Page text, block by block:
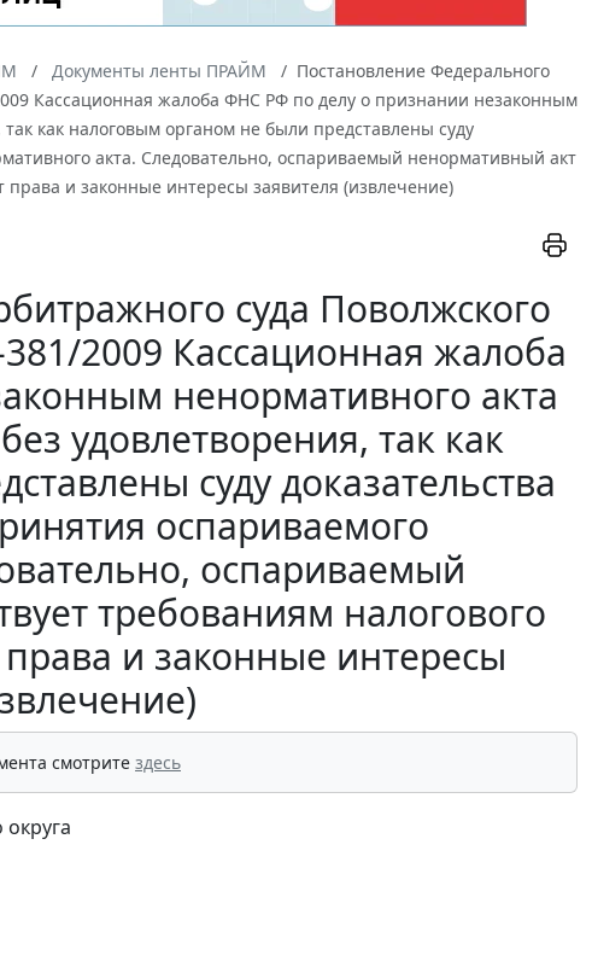
Документы ленты ПРАЙМ
Постановление Федерального
Кассационная жалоба ФНС РФ по делу о признании незаконным
как налоговым органом не были представлены суду
акта. Следовательно, оспариваемый ненормативный акт
права и законные интересы заявителя (извлечение)
суда Поволжского
381/2009 Кассационная жалоба
ненормативного акта
удовлетворения, так как
суду доказательства
оспариваемого
оспариваемый
требованиям налогового
и законные интересы
смотрите здесь